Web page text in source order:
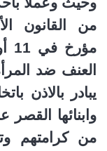
العنف ضد
يبادر بالاذن
وابنائها
من كرامتهم